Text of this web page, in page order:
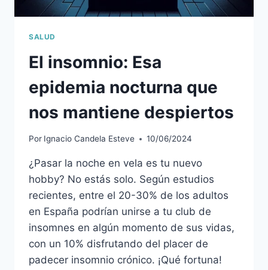
SALUD
El insomnio: Esa
epidemia nocturna que
nos mantiene despiertos
Por Ignacio Candela Esteve 10/06/2024
¿Pasar la noche en vela es tu nuevo
hobby? No estás solo. Según estudios
recientes, entre el 20-30% de los adultos
en España podrían unirse a tu club de
insomnes en algún momento de sus vidas,
con un 10% disfrutando del placer de
padecer insomnio crónico. ¡Qué fortuna!